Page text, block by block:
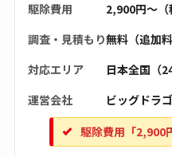
駆除費用
2,900円〜（
調査・見積もり無料（追加
対応エリア
日本全国（
運営会社
ビッグドラ
駆除費用「2,900